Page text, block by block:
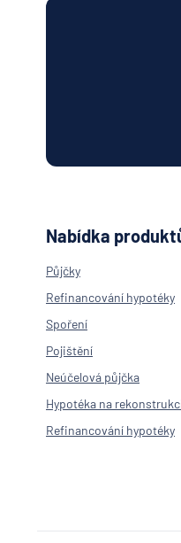
Nabídka
Půjčky
Refinancování hypotéky
Spoření
Pojištění
Neúčelová půjčka
Hypotéka na
Refinancování hypotéky